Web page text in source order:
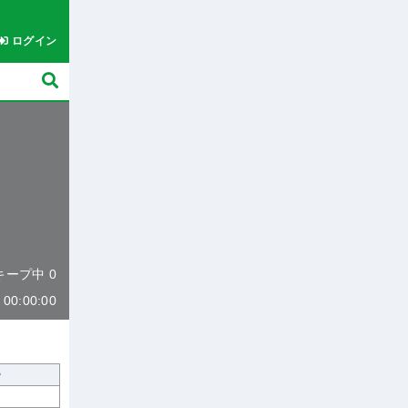
ログイン
ープ中 0
00:00:00